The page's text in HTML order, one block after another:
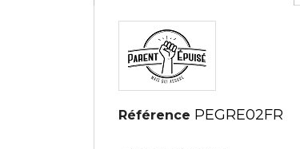
Référence PEGRE02FR